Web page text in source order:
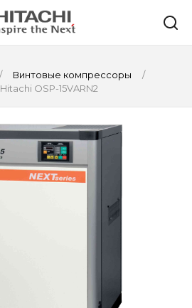
Винтовые компрессоры
OSP-15VARN2